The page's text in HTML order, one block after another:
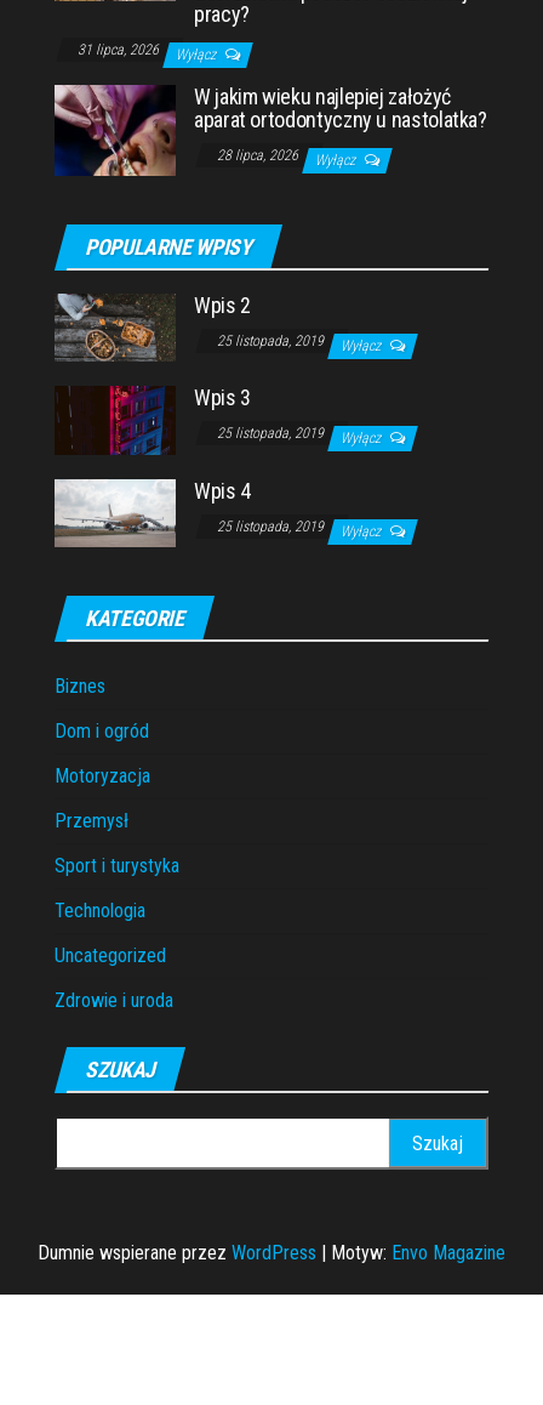
pracy?
31 lipca, 2026 Wyłącz
W jakim wieku najlepiej założyć
aparat ortodontyczny u nastolatka?
28 lipca, 2026 Wyłącz
POPULARNE WPISY
Wpis 2
25 listopada, 2019 Wyłącz
Wpis 3
25 listopada, 2019 Wyłącz
Wpis 4
25 listopada, 2019 Wyłącz
KATEGORIE
Biznes
Dom i ogród
Motoryzacja
Przemysł
Sport i turystyka
Technologia
Uncategorized
Zdrowie i uroda
SZUKAJ
Dumnie wspierane przez WordPress | Motyw: Envo Magazine